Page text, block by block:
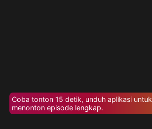
Coba tonton 15 detik, unduh aplikasi untuk
menonton episode lengkap.